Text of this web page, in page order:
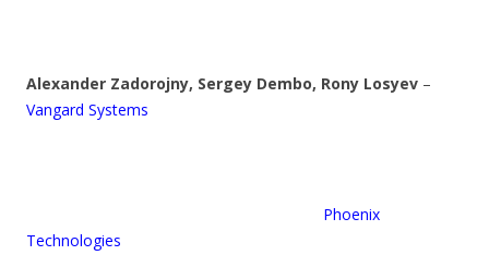
Alexander Zadorojny, Sergey Dembo, Rony Losyev –
Vangard Systems
Phoenix
Technologies